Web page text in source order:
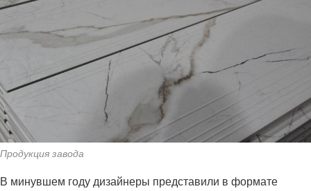
Продукция завода
В минувшем году дизайнеры представили в формате